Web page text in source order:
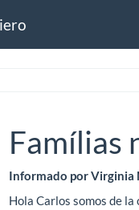
Famílias
Informado por Virginia
Hola Carlos somos de